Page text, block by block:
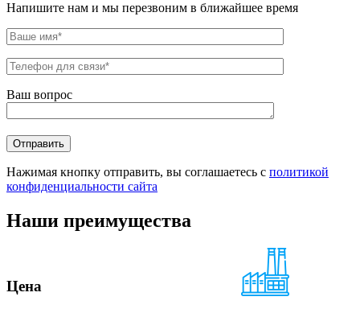
Напишите нам и мы перезвоним в ближайшее время
Ваш вопрос
Нажимая кнопку отправить, вы соглашаетесь с политикой
конфиденциальности сайта
Наши преимущества
Цена